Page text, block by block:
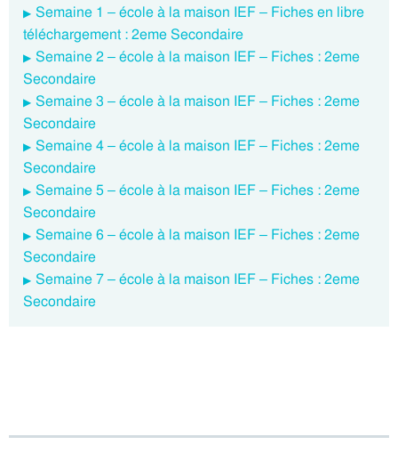
Semaine 1 – école à la maison IEF – Fiches en libre
téléchargement : 2eme Secondaire
Semaine 2 – école à la maison IEF – Fiches : 2eme
Secondaire
Semaine 3 – école à la maison IEF – Fiches : 2eme
Secondaire
Semaine 4 – école à la maison IEF – Fiches : 2eme
Secondaire
Semaine 5 – école à la maison IEF – Fiches : 2eme
Secondaire
Semaine 6 – école à la maison IEF – Fiches : 2eme
Secondaire
Semaine 7 – école à la maison IEF – Fiches : 2eme
Secondaire